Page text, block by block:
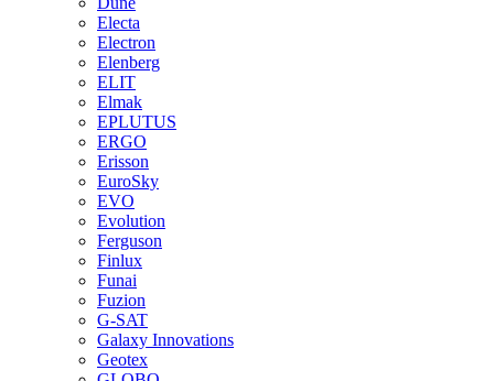
Electa
Electron
Elenberg
ELIT
Elmak
EPLUTUS
ERGO
Erisson
EuroSky
EVO
Evolution
Ferguson
Finlux
Funai
Fuzion
G-SAT
Galaxy Innovations
Geotex